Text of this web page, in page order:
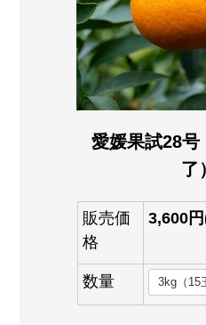
愛媛果試28号
了）
販売価
格
3,600
数量